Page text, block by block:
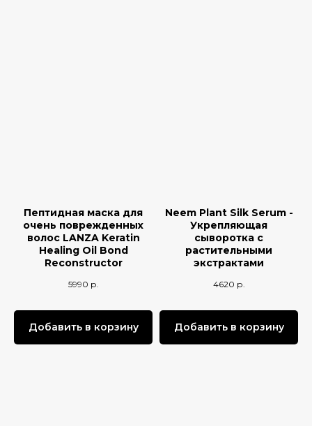
Пептидная маска для
очень поврежденных
волос LANZA Keratin
Healing Oil Bond
Reconstructor
5990 р.
Добавить в корзину
Neem Plant Silk Serum -
Укрепляющая
сыворотка с
растительными
экстрактами
4620 р.
Добавить в корзину